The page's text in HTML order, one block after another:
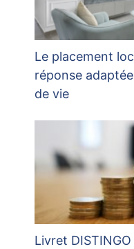
Le placement
réponse
de vie
Livret